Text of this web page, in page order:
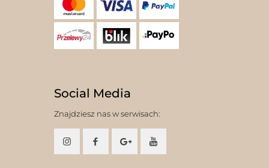
Social Media
Znajdziesz nas w serwisach: